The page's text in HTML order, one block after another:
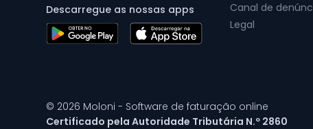
Descarregue as nossas apps
Canal de
Legal
© 2026 Moloni - Software de faturação online
Certificado pela Autoridade Tributária N.º 2860